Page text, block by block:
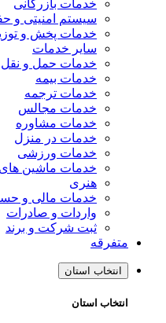
خدمات بازرگانی
سیستم امنیتی و
خدمات پخش و
سایر خدمات
خدمات حمل و نقل
خدمات بیمه
خدمات ترجمه
خدمات مجالس
خدمات مشاوره
خدمات در منزل
خدمات ورزشی
خدمات ماشین های
هنری
خدمات مالی و
واردات و صادرات
ثبت شرکت و برند
متفرقه
انتخاب استان
انتخاب استان